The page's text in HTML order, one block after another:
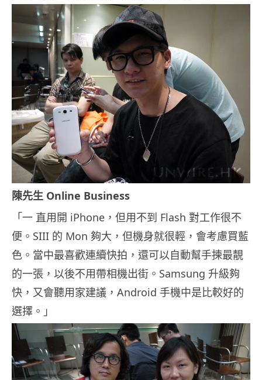
陳先生 Online Business
「一 直用開 iPhone，但用不到 Flash 對工作很不
便。SIII 的 Mon 夠大，但機身就很輕，會考慮買藍
色。當中最喜歡連續快拍，還可以自動幫手揀最靚
的一張，以後不用帶相機出街。Samsung 升級夠
快，又會聽用家建議，Android 手機中是比較好的
選擇。」